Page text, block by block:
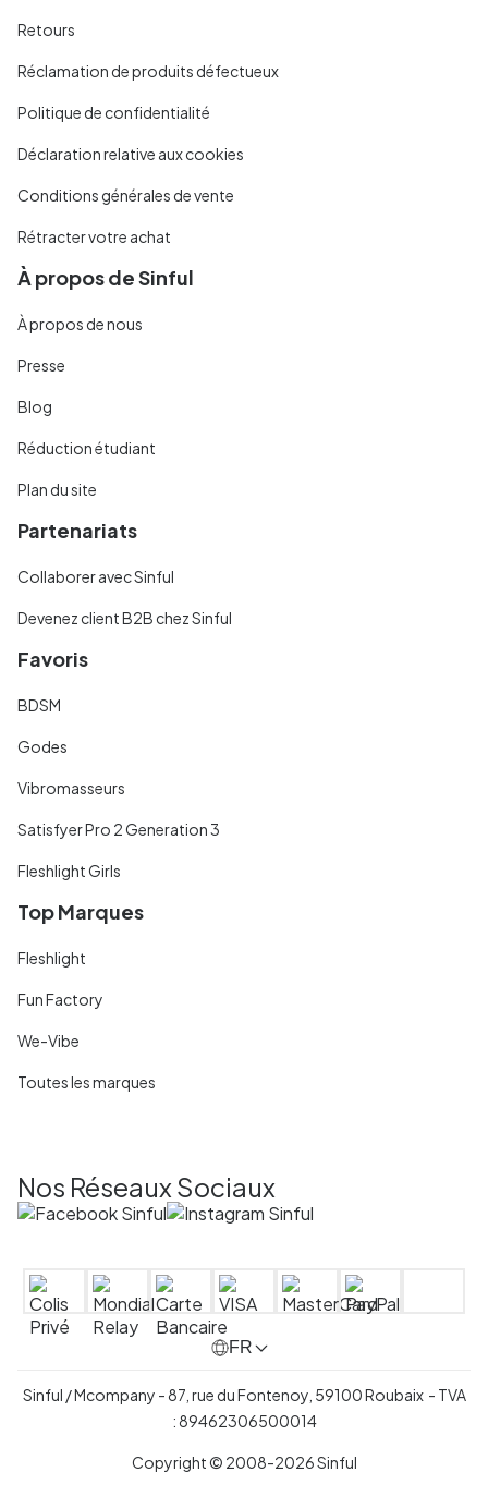
Retours
Réclamation de produits défectueux
Politique de confidentialité
Déclaration relative aux cookies
Conditions générales de vente
Rétracter votre achat
À propos de Sinful
À propos de nous
Presse
Blog
Réduction étudiant
Plan du site
Partenariats
Collaborer avec Sinful
Devenez client B2B chez Sinful
Favoris
BDSM
Godes
Vibromasseurs
Satisfyer Pro 2 Generation 3
Fleshlight Girls
Top Marques
Fleshlight
Fun Factory
We-Vibe
Toutes les marques
Nos Réseaux Sociaux
FR
Sinful / Mcompany - 87, rue du Fontenoy, 59100 Roubaix - TVA
: 89462306500014
Copyright © 2008-2026 Sinful